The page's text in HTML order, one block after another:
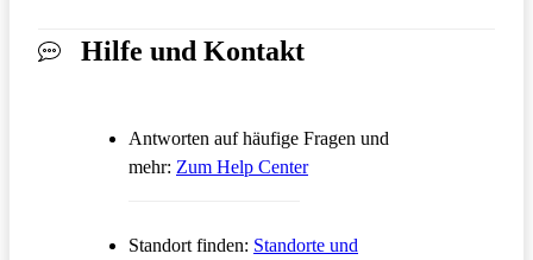
Hilfe und Kontakt
Antworten auf häufige Fragen und
mehr: Zum Help CenterÖffnet in einem neuen Tab
Standort finden: Standorte und